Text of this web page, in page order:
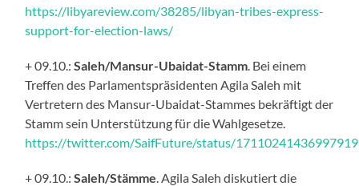
https://libyareview.com/38285/libyan-tribes-express-
support-for-election-laws/
+ 09.10.:Saleh/Mansur-Ubaidat-Stamm . Bei einem
Treffen des Parlamentspräsidenten Agila Saleh mit
Vertretern des Mansur-Ubaidat-Stammes bekräftigt der
Stamm sein Unterstützung für die Wahlgesetze.
https://twitter.com/SaifFuture/status/
+ 09.10.:Saleh/Stämme . Agila Saleh diskutiert die